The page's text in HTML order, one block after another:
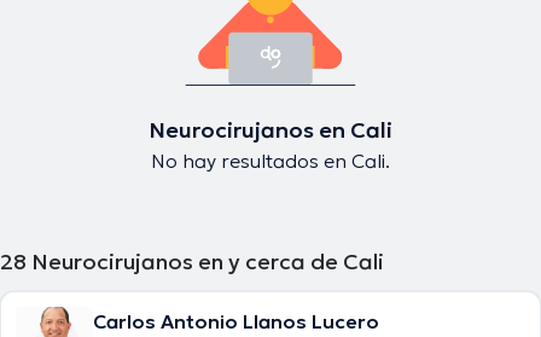
Neurocirujanos en Cali
No hay resultados en Cali.
28 Neurocirujanos en y cerca de Cali
Carlos Antonio Llanos Lucero